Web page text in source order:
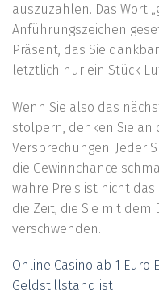
auszuzahlen. Das Wort
Anführungszeichen
Präsent, das Sie
letztlich nur ein Stück
Wenn Sie also das
stolpern, denken Sie an
Versprechungen. Jeder
die Gewinnchance
wahre Preis ist nicht
die Zeit, die Sie mit dem
verschwenden.
Online Casino ab 1 Euro
Geldstillstand ist